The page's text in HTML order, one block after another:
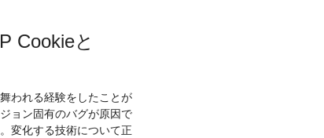
Cookieと
われる経験をしたことが
ョン固有のバグが原因で
変化する技術について正